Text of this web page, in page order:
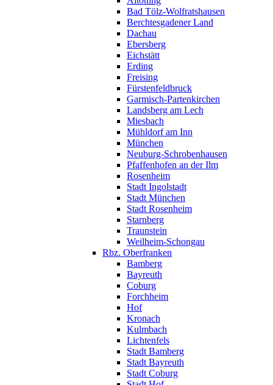
Bad Tölz-Wolfratshausen
Berchtesgadener Land
Dachau
Ebersberg
Eichstätt
Erding
Freising
Fürstenfeldbruck
Garmisch-Partenkirchen
Landsberg am Lech
Miesbach
Mühldorf am Inn
München
Neuburg-Schrobenhausen
Pfaffenhofen an der Ilm
Rosenheim
Stadt Ingolstadt
Stadt München
Stadt Rosenheim
Starnberg
Traunstein
Weilheim-Schongau
Rbz. Oberfranken
Bamberg
Bayreuth
Coburg
Forchheim
Hof
Kronach
Kulmbach
Lichtenfels
Stadt Bamberg
Stadt Bayreuth
Stadt Coburg